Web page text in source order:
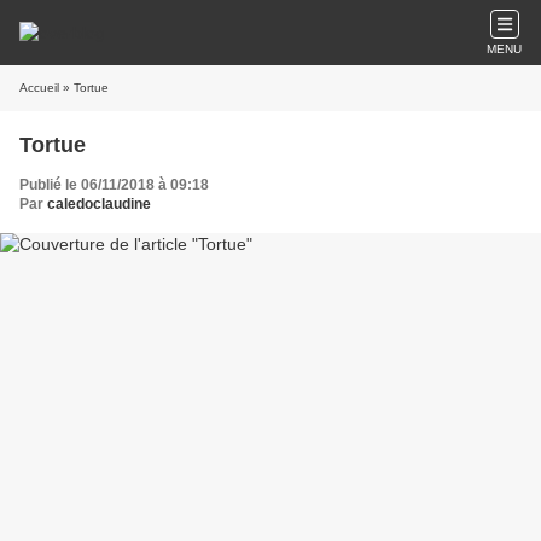
MENU
Accueil » Tortue
Tortue
Publié le 06/11/2018 à 09:18
Par caledoclaudine